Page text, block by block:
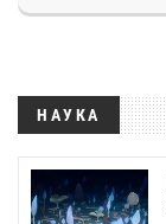
НАУКА